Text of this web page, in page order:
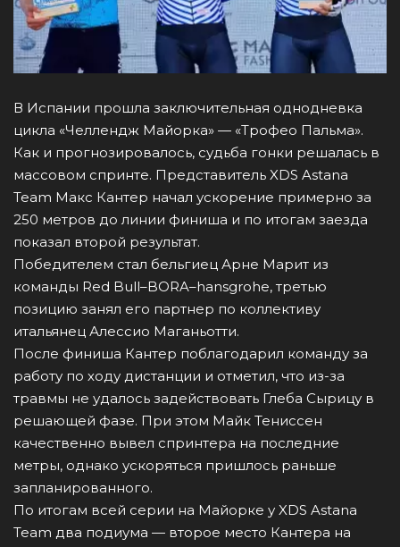
В Испании прошла заключительная однодневка
цикла «Челлендж Майорка» — «Трофео Пальма».
Как и прогнозировалось, судьба гонки решалась в
массовом спринте. Представитель XDS Astana
Team Макс Кантер начал ускорение примерно за
250 метров до линии финиша и по итогам заезда
показал второй результат.
Победителем стал бельгиец Арне Марит из
команды Red Bull–BORA–hansgrohe, третью
позицию занял его партнер по коллективу
итальянец Алессио Маганьотти.
После финиша Кантер поблагодарил команду за
работу по ходу дистанции и отметил, что из-за
травмы не удалось задействовать Глеба Сырицу в
решающей фазе. При этом Майк Тениссен
качественно вывел спринтера на последние
метры, однако ускоряться пришлось раньше
запланированного.
По итогам всей серии на Майорке у XDS Astana
Team два подиума — второе место Кантера на